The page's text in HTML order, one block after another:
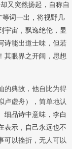
又突然扬起，自称自
等词一出，将视野几
宇宙，飘逸绝伦，显
诗能出道士味，但若
其眼界之开阔，思想
的典故，他自比为得
卢虚舟），简单地认
细品诗中意味，李白
表示，自己永远也不
可以挫折，无人可以